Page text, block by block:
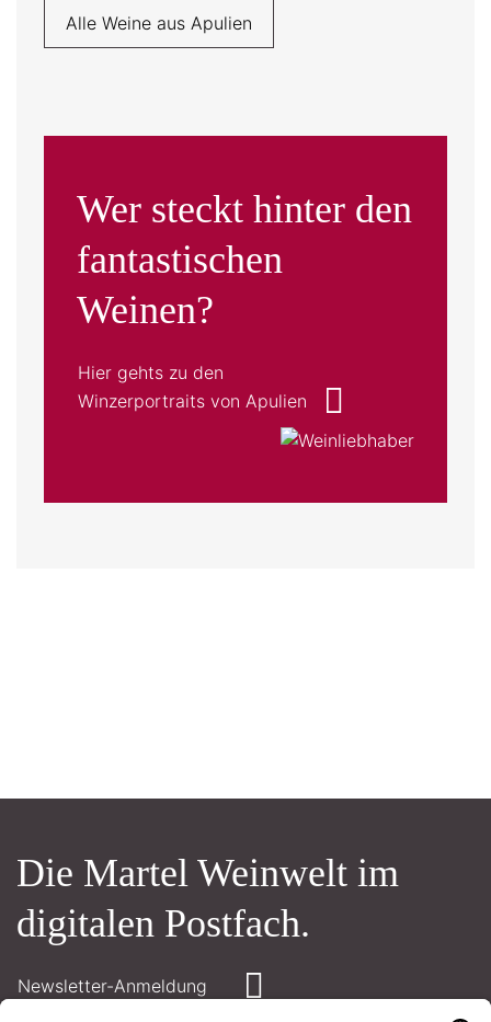
Alle Weine aus Apulien
Wer steckt hinter den
fantastischen
Weinen?
Hier gehts zu den
Winzerportraits von Apulien
Die Martel Weinwelt im
digitalen Postfach.
Newsletter-Anmeldung